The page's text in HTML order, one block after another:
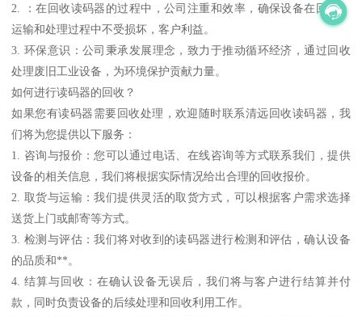
2. ：在回收读码器的过程中，公司注重和效率，确保设备在回收、
运输和处理过程中不受损坏，客户利益。
3. 环保意识：公司秉承发展理念，致力于推动循环经济，通过回收
处理废旧工业设备，为环境保护贡献力量。
如何进行读码器的回收？
如果您有读码器需要回收处理，欢迎随时联系清远回收读码器，我
们将为您提供以下服务：
1. 咨询与报价：您可以通过电话、在线咨询等方式联系我们，提供
设备的相关信息，我们将根据实际情况给出合理的回收报价。
2. 取货与运输：我们提供灵活的取货方式，可以根据客户需求选择
送货上门或邮寄等方式。
3. 检测与评估：我们将对收到的读码器进行检测和评估，确认设备
的品质和**。
4. 结算与回收：在确认设备无误后，我们将与客户进行结算并付
款，同时负责设备的后续处理和回收利用工作。